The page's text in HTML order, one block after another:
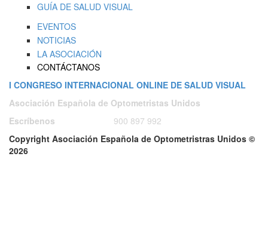
GUÍA DE SALUD VISUAL
EVENTOS
NOTICIAS
LA ASOCIACIÓN
CONTÁCTANOS
I CONGRESO INTERNACIONAL ONLINE DE SALUD VISUAL
Asociación Española de Optometristas Unidos
Escríbenos
900 897 992
Copyright Asociación Española de Optometristras Unidos ©
2026